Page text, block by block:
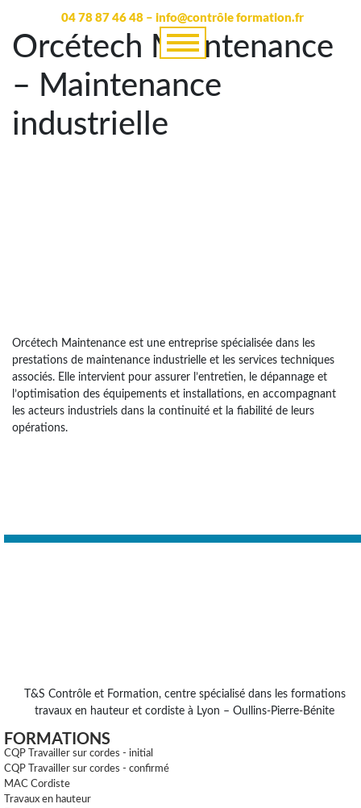
04 78 87 46 48 – info@contrôle formation.fr
Orcétech Maintenance
– Maintenance
industrielle
Orcétech Maintenance est une entreprise spécialisée dans les
prestations de maintenance industrielle et les services techniques
associés. Elle intervient pour assurer l’entretien, le dépannage et
l’optimisation des équipements et installations, en accompagnant
les acteurs industriels dans la continuité et la fiabilité de leurs
opérations.
T&S Contrôle et Formation, centre spécialisé dans les formations
travaux en hauteur et cordiste à Lyon – Oullins-Pierre-Bénite
FORMATIONS
CQP Travailler sur cordes - initial
CQP Travailler sur cordes - confirmé
MAC Cordiste
Travaux en hauteur